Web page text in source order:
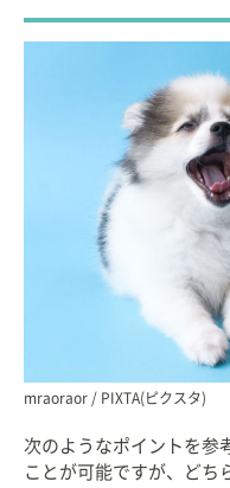
mraoraor / PIXTA(ピクスタ)
次のようなポイントを参
ことが可能ですが、どち